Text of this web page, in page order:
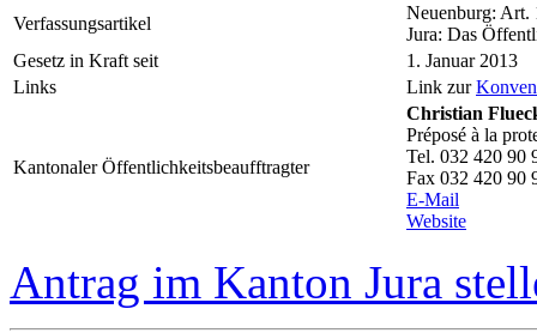
Verfassungsartikel
Neuenburg: Art.
Jura: Das
Gesetz in Kraft seit
1. Januar 2013
Links
Link zur
Kantonaler Öffentlichkeitsbeaufftragter
Christian
Préposé à la
Tel. 032 420 90
Fax 032 420 90
E-Mail
Website
Antrag im Kanton Jura